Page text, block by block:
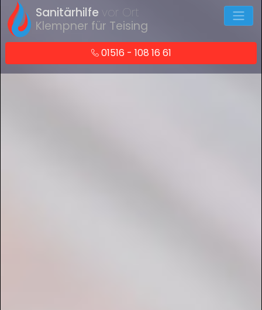
Sanitärhilfe vor Ort
Klempner für Teising
01516 - 108 16 61